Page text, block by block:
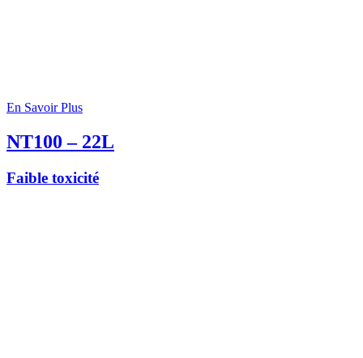
En Savoir Plus
NT100 – 22L
Faible toxicité